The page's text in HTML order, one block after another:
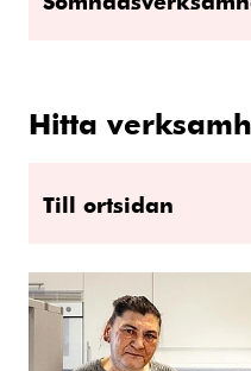
Hitta
Till ortsidan